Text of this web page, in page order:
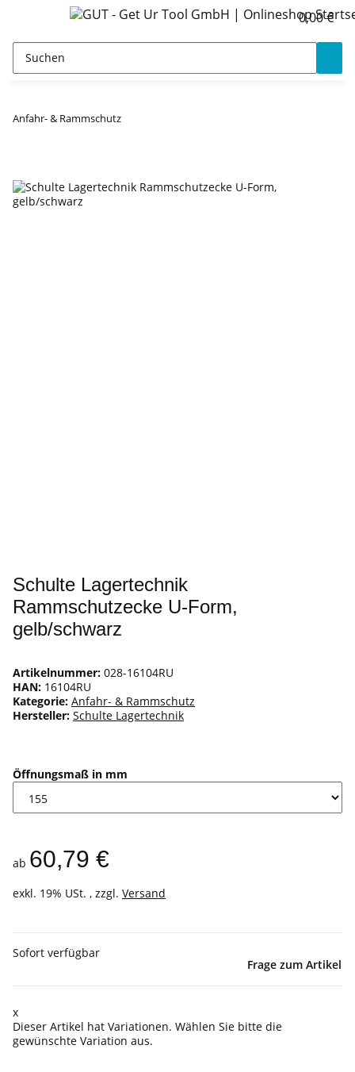
0,00 €
Anfahr- & Rammschutz
Schulte Lagertechnik
Rammschutzecke U-Form,
gelb/schwarz
Artikelnummer: 028-16104RU
HAN: 16104RU
Kategorie: Anfahr- & Rammschutz
Hersteller: Schulte Lagertechnik
Öffnungsmaß in mm
ab 60,79 €
exkl. 19% USt. , zzgl. Versand
Sofort verfügbar
Frage zum Artikel
x
Dieser Artikel hat Variationen. Wählen Sie bitte die
gewünschte Variation aus.